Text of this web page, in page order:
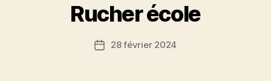
Rucher école
Date28 février 2024